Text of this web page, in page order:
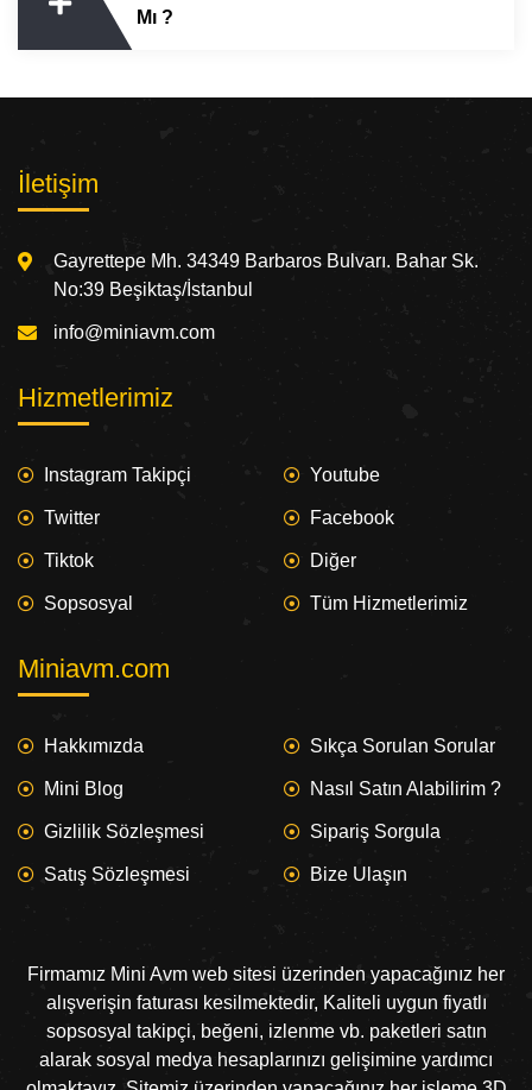
Mı ?
İletişim
Gayrettepe Mh. 34349 Barbaros Bulvarı. Bahar Sk.
No:39 Beşiktaş/İstanbul
info@miniavm.com
Hizmetlerimiz
Instagram Takipçi
Twitter
Tiktok
Sopsosyal
Youtube
Facebook
Diğer
Tüm Hizmetlerimiz
Miniavm.com
Hakkımızda
Mini Blog
Gizlilik Sözleşmesi
Satış Sözleşmesi
Sıkça Sorulan Sorular
Nasıl Satın Alabilirim ?
Sipariş Sorgula
Bize Ulaşın
Firmamız Mini Avm web sitesi üzerinden yapacağınız her
alışverişin faturası kesilmektedir, Kaliteli uygun fiyatlı
sopsosyal takipçi, beğeni, izlenme vb. paketleri satın
alarak sosyal medya hesaplarınızı gelişimine yardımcı